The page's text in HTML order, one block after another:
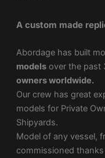
A custom made
Abordage has built
modelsover the past
owners worldwide.
Our crew has great
models for Private
Shipyards.
Model of any vessel,
commissioned